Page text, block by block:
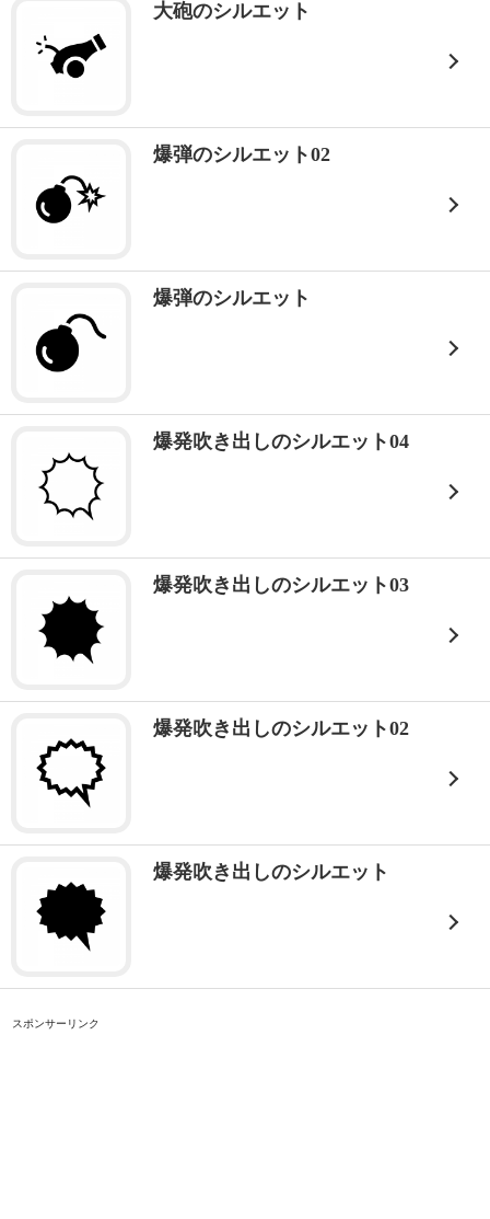
大砲のシルエット
爆弾のシルエット02
爆弾のシルエット
爆発吹き出しのシルエット04
爆発吹き出しのシルエット03
爆発吹き出しのシルエット02
爆発吹き出しのシルエット
スポンサーリンク